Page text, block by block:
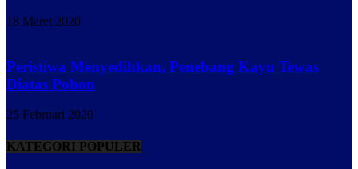
18 Maret 2020
Peristiwa Menyedihkan, Penebang Kayu Tewas
Diatas Pohon
25 Februari 2020
KATEGORI POPULER